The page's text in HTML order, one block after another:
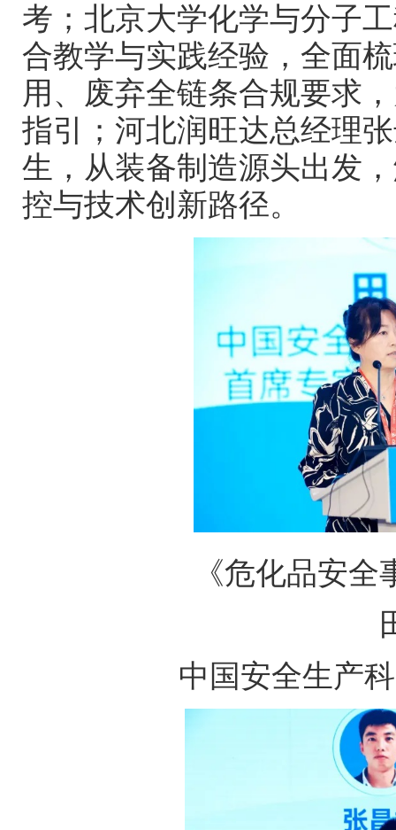
考；北京大学化学与分子
合教学与实践经验，全面
用、废弃全链条合规要求
指引；河北润旺达总经理
生，从装备制造源头出发
控与技术创新路径。
《危化品安
中国安全生产